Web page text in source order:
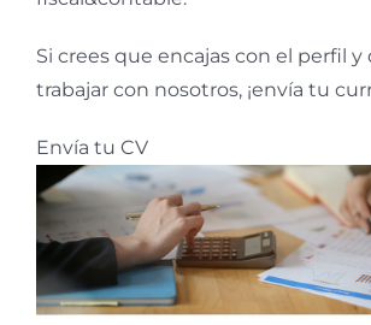
Si crees que encajas con el perfil y
trabajar con nosotros, ¡envía tu
Envía tu CV